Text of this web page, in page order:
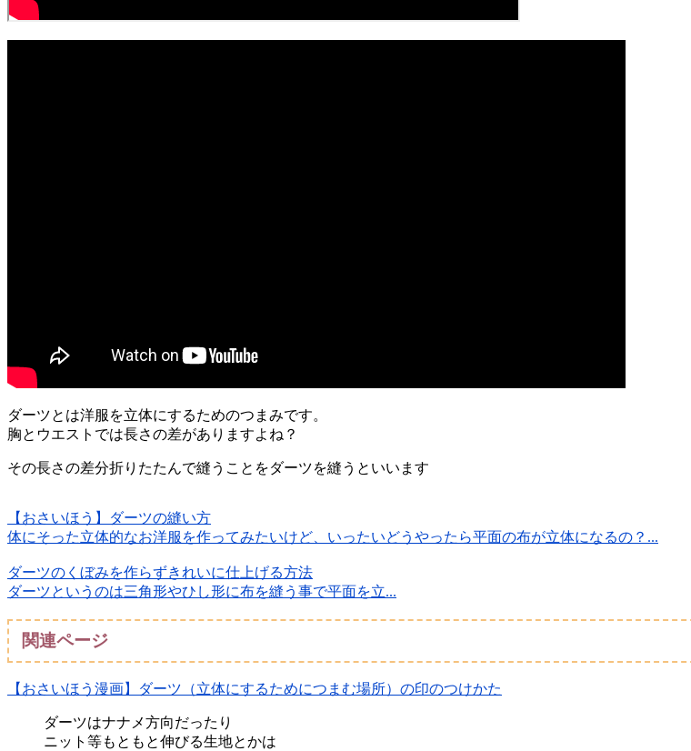
ダーツとは洋服を立体にするためのつまみです。
胸とウエストでは長さの差がありますよね？
その長さの差分折りたたんで縫うことをダーツを縫うといいます
【おさいほう】ダーツの縫い方
体にそった立体的なお洋服を作ってみたいけど、いったいどうやったら平面の布が立体になるの？...
ダーツのくぼみを作らずきれいに仕上げる方法
ダーツというのは三角形やひし形に布を縫う事で平面を立...
関連ページ
【おさいほう漫画】ダーツ（立体にするためにつまむ場所）の印のつけかた
ダーツはナナメ方向だったり
ニット等もともと伸びる生地とかは